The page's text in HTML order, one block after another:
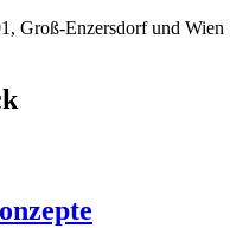
Groß-Enzersdorf und Wien